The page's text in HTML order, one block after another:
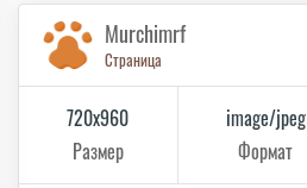
Murchimrf
Страница
720x960
Размер
image/jpeg
Формат